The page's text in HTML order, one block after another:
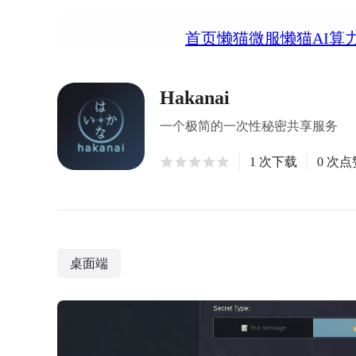
首页懒猫微服懒猫AI算
Hakanai
一个极简的一次性秘密共享服务
1 次下载 0 次点
桌面端